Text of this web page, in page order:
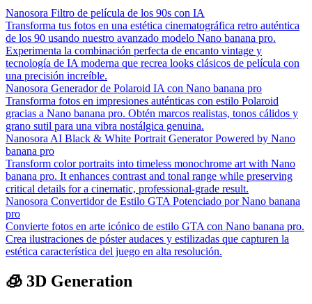
Nanosora Filtro de película de los 90s con IA
Transforma tus fotos en una estética cinematográfica retro auténtica
de los 90 usando nuestro avanzado modelo Nano banana pro.
Experimenta la combinación perfecta de encanto vintage y
tecnología de IA moderna que recrea looks clásicos de película con
una precisión increíble.
Nanosora Generador de Polaroid IA con Nano banana pro
Transforma fotos en impresiones auténticas con estilo Polaroid
gracias a Nano banana pro. Obtén marcos realistas, tonos cálidos y
grano sutil para una vibra nostálgica genuina.
Nanosora AI Black & White Portrait Generator Powered by Nano
banana pro
Transform color portraits into timeless monochrome art with Nano
banana pro. It enhances contrast and tonal range while preserving
critical details for a cinematic, professional-grade result.
Nanosora Convertidor de Estilo GTA Potenciado por Nano banana
pro
Convierte fotos en arte icónico de estilo GTA con Nano banana pro.
Crea ilustraciones de póster audaces y estilizadas que capturen la
estética característica del juego en alta resolución.
🧊 3D Generation